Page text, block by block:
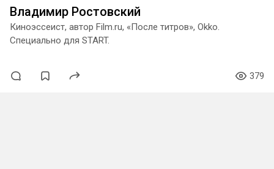
Владимир Ростовский
Киноэссеист, автор Film.ru, «После титров», Okko.
Специально для START.
379